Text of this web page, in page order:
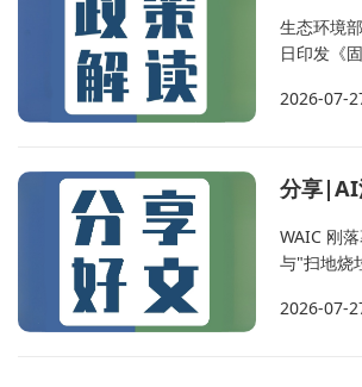
作为全国
福建生态
生态环境
日印发《
一部“污染
理、垃圾
重点领域
成效...
2026-07-
WAIC 刚
与"扫地烧
烧厂适配
2026-07-